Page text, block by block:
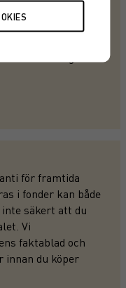
för framtida
i fonder kan både
inte säkert att du
Vi
faktablad och
innan du köper